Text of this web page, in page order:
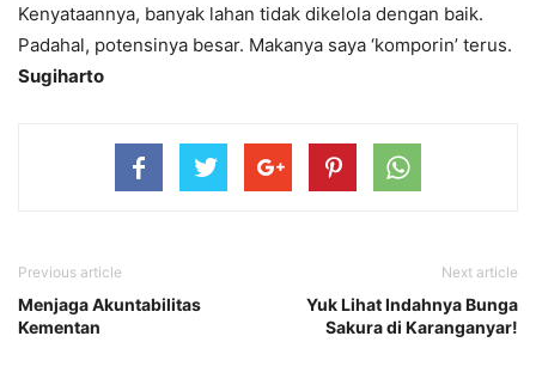
Kenyataannya, banyak lahan tidak dikelola dengan baik.
Padahal, potensinya besar. Makanya saya ‘komporin’ terus.
Sugiharto
Previous article
Menjaga Akuntabilitas
Kementan
Next article
Yuk Lihat Indahnya Bunga
Sakura di Karanganyar!